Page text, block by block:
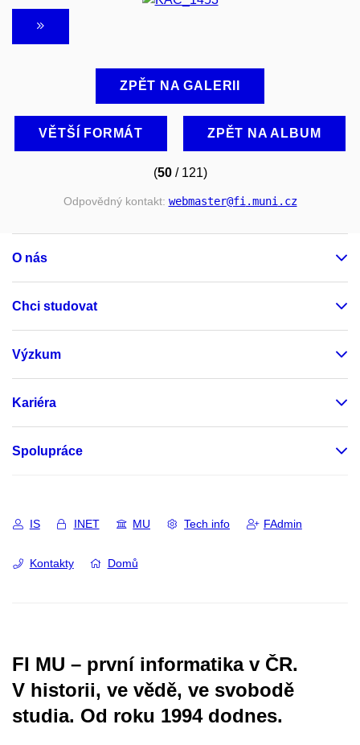
ZPĚT NA GALERII
VĚTŠÍ FORMÁT ZPĚT NA ALBUM
(50/ 121)
Odpovědný kontakt: webmaster@fi.muni.cz
O nás
Chci studovat
Výzkum
Kariéra
Spolupráce
IS INET MU Tech info FAdmin
Kontakty Domů
FI MU – první informatika v ČR.
V historii, ve vědě, ve svobodě
studia. Od roku 1994 dodnes.